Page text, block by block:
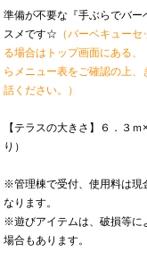
準備が不要な『手ぶらでバー
スメです☆ （バーベキュー
る場合はトップ画面にある、
らメニュー表をご確認の上、
話ください。）
【テラスの大きさ】６．３
り）
※管理棟で受付、使用料は現
なります。
※遊びアイテムは、破損等に
場合もあります。